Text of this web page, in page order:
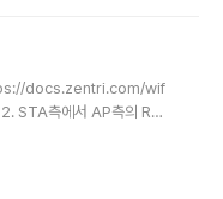
docs.zentri.com/wif
측에서 AP측의 RSS
. - 상기 1 STA RSSI 정